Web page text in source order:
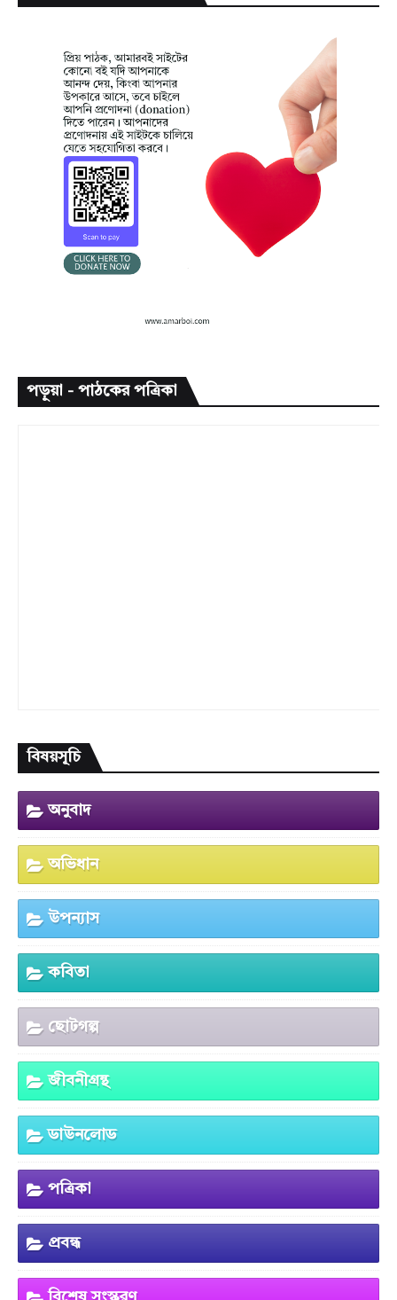
পড়ুয়া - পাঠকের পত্রিকা
বিষয়সূচি
অনুবাদ
অভিধান
উপন্যাস
কবিতা
ছোটগল্প
জীবনীগ্রন্থ
ডাউনলোড
পত্রিকা
প্রবন্ধ